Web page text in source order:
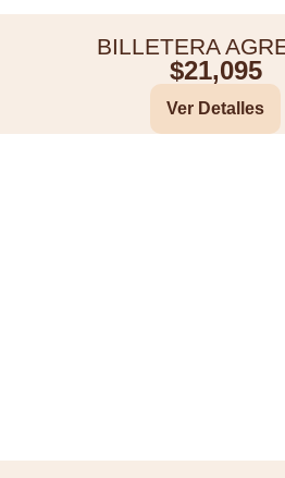
BILLETERA
$21,095
Ver Detalles